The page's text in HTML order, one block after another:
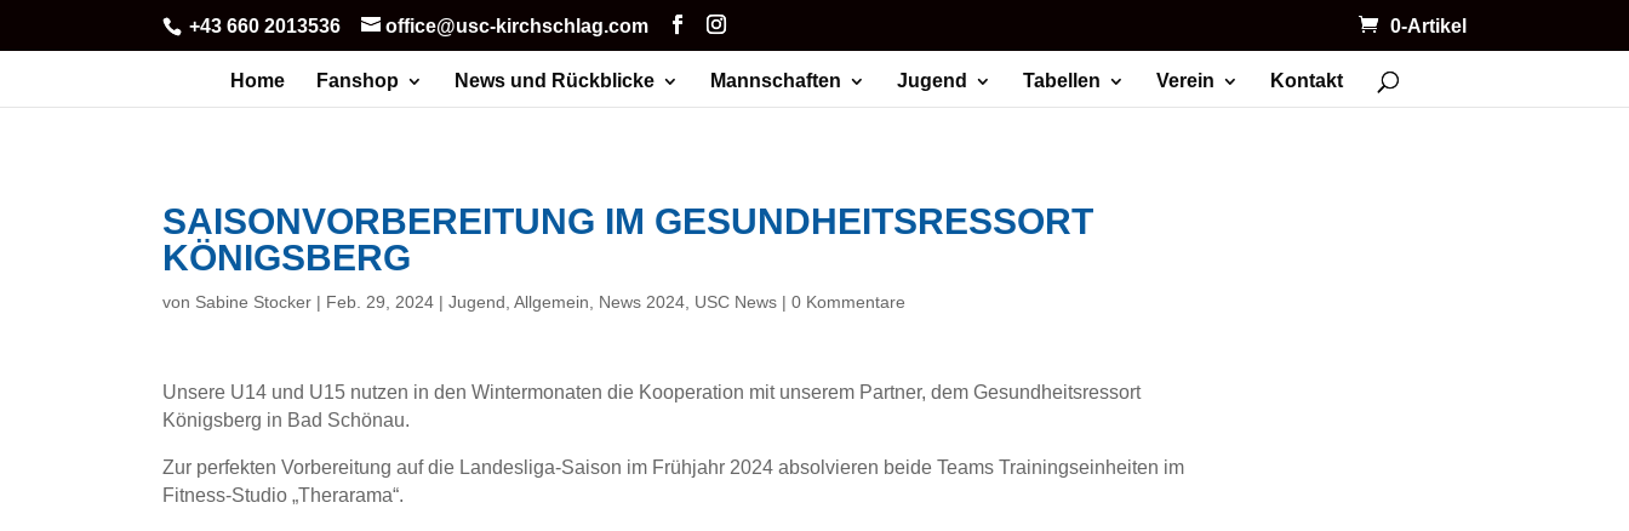
+43 660 2013536 office@usc-kirchschlag.com 0-Artikel
Home Fanshop News und Rückblicke Mannschaften Jugend Tabellen Verein Kontakt
SAISONVORBEREITUNG IM GESUNDHEITSRESSORT
KÖNIGSBERG
von Sabine Stocker | Feb. 29, 2024 |Jugend ,Allgemein News 2024 USC News |0 Kommentare
Unsere U14 und U15 nutzen in den Wintermonaten die Kooperation mit unserem Partner, dem Gesundheitsressort
Königsberg in Bad Schönau.
Zur perfekten Vorbereitung auf die Landesliga-Saison im Frühjahr 2024 absolvieren beide Teams Trainingseinheiten im
Fitness-Studio „Therarama“.